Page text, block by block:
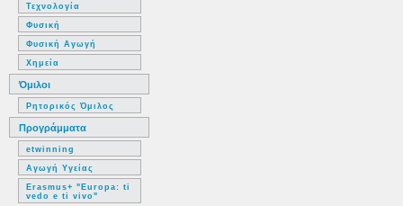
Τεχνολογία
Φυσική
Φυσική Αγωγή
Χημεία
Όμιλοι
Ρητορικός Όμιλος
Προγράμματα
etwinning
Αγωγή Υγείας
Εrasmus+ "Europa: ti
vedo e ti vivo"